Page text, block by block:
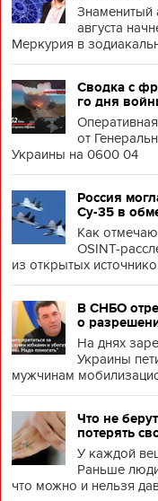
Знаменитый
августа
Меркурия в
Сводка с
го дня
от
Украины на 0600 04
Россия
Су-35 в
Как
OSINT-
из открытых
В СНБО
о
На днях
Украины
мужчинам
Что не
потерять
У каждой
Раньше
что можно и нельзя